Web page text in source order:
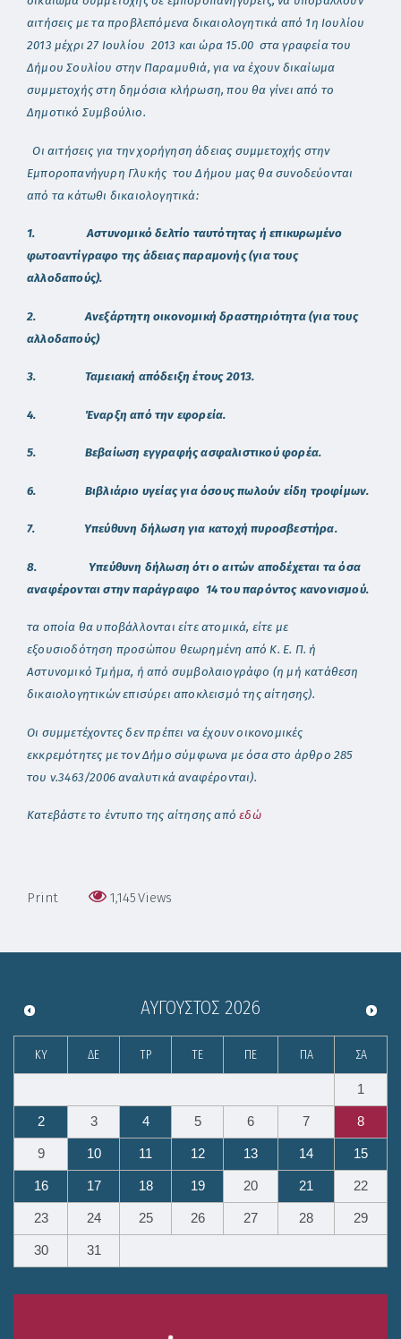
αιτήσεις με τα προβλεπόμενα δικαιολογητικά από 1η Ιουλίου
2013 μέχρι 27 Ιουλίου 2013 και ώρα 15.00 στα γραφεία του
Δήμου Σουλίου στην Παραμυθιά, για να έχουν δικαίωμα
συμμετοχής στη δημόσια κλήρωση, που θα γίνει από το
Δημοτικό Συμβούλιο.
Οι αιτήσεις για την χορήγηση άδειας συμμετοχής στην
Εμποροπανήγυρη Γλυκής του Δήμου μας θα συνοδεύονται
από τα κάτωθι δικαιολογητικά:
1.
Αστυνομικό δελτίο ταυτότητας ή επικυρωμένο
φωτοαντίγραφο της άδειας παραμονής (για τους
αλλοδαπούς).
2. Ανεξάρτητη οικονομική δραστηριότητα (για τους
αλλοδαπούς)
3. Ταμειακή απόδειξη έτους 2013.
4. Έναρξη από την εφορεία.
5. Βεβαίωση εγγραφής ασφαλιστικού φορέα.
6. Βιβλιάριο υγείας για όσους πωλούν είδη τροφίμων.
7. Υπεύθυνη δήλωση για κατοχή πυροσβεστήρα.
8. Υπεύθυνη δήλωση ότι ο αιτών αποδέχεται τα όσα
αναφέρονται στην παράγραφο 14 του παρόντος κανονισμού.
τα οποία θα υποβάλλονται είτε ατομικά, είτε με
εξουσιοδότηση προσώπου θεωρημένη από Κ. Ε. Π. ή
Αστυνομικό Τμήμα, ή από συμβολαιογράφο (η μή κατάθεση
δικαιολογητικών επισύρει αποκλεισμό της αίτησης).
Οι συμμετέχοντες δεν πρέπει να έχουν οικονομικές
εκκρεμότητες με τον Δήμο σύμφωνα με όσα στο άρθρο 285
του ν.3463/2006 αναλυτικά αναφέρονται).
Κατεβάστε το έντυπο της αίτησης απόεδώ
Print 1,145Views
ΑΎΓΟΥΣΤΟΣ 2026
ΚΥ ΔΕ ΤΡ ΤΕ ΠΕ ΠΑ ΣΑ
1
2 3 4 5 6 7 8
9 10 11 12 13 14 15
16 17 18 19 20 21 22
23 24 25 26 27 28 29
30 31